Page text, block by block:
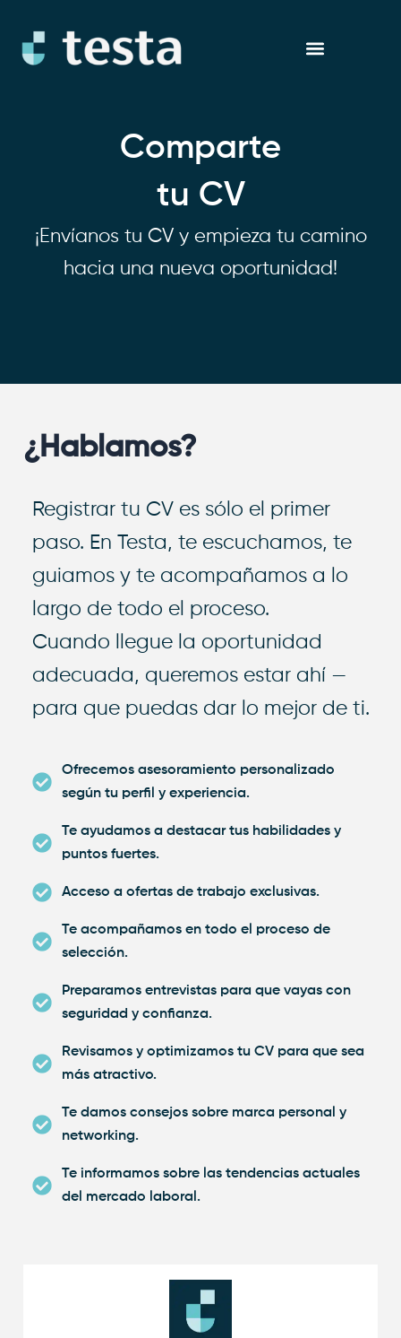
contenido
Comparte
tu CV
¡Envíanos tu CV y empieza tu camino
hacia una nueva oportunidad!
¿Hablamos?
Registrar tu CV es sólo el primer
paso. En Testa, te escuchamos, te
guiamos y te acompañamos a lo
largo de todo el proceso.
Cuando llegue la oportunidad
adecuada, queremos estar ahí —
para que puedas dar lo mejor de ti.
Ofrecemos asesoramiento personalizado
según tu perfil y experiencia.
Te ayudamos a destacar tus habilidades y
puntos fuertes.
Acceso a ofertas de trabajo exclusivas.
Te acompañamos en todo el proceso de
selección.
Preparamos entrevistas para que vayas con
seguridad y confianza.
Revisamos y optimizamos tu CV para que sea
más atractivo.
Te damos consejos sobre marca personal y
networking.
Te informamos sobre las tendencias actuales
del mercado laboral.